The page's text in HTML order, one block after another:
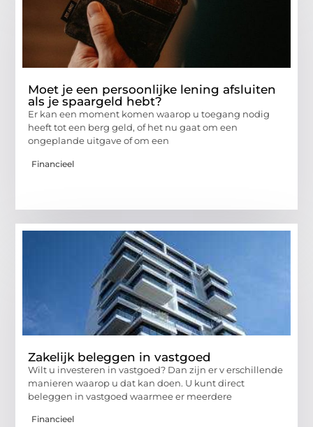
Moet je een persoonlijke lening afsluiten
als je spaargeld hebt?
Er kan een moment komen waarop u toegang nodig
heeft tot een berg geld, of het nu gaat om een
ongeplande uitgave of om een
Financieel
Zakelijk beleggen in vastgoed
Wilt u investeren in vastgoed? Dan zijn er v erschillende
manieren waarop u dat kan doen. U kunt direct
beleggen in vastgoed waarmee er meerdere
Financieel